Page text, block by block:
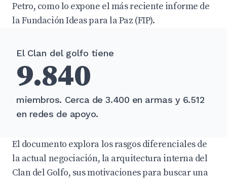
Petro, como lo expone el más reciente informe de
la Fundación Ideas para la Paz (FIP).
El Clan del golfo tiene
9.840
miembros. Cerca de 3.400 en armas y 6.512
en redes de apoyo.
El documento explora los rasgos diferenciales de
la actual negociación, la arquitectura interna del
Clan del Golfo, sus motivaciones para buscar una